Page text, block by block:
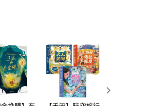
申辦者引起之損失，本公司不負相關責
將依據個別帳號之用戶狀況，依本公司
仍有額度不足之情形，本公司將視審查
他人資訊註冊。若發現惡意使用之情
停止該用戶之使用額度並採取法律行